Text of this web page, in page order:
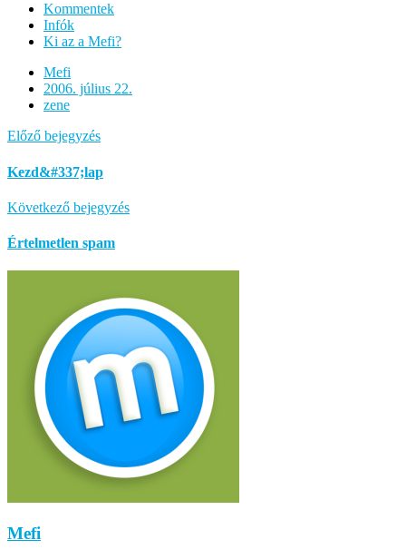
Kommentek
Infók
Ki az a Mefi?
Mefi
2006. július 22.
zene
Előző bejegyzés
Kezd&#337;lap
Következő bejegyzés
Értelmetlen spam
Mefi